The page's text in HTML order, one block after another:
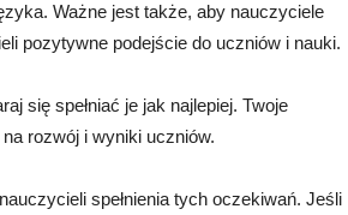
Ważne jest także, aby nauczyciele
pozytywne podejście do uczniów i nauki.
się spełniać je jak najlepiej. Twoje
rozwój i wyniki uczniów.
spełnienia tych oczekiwań. Jeśli